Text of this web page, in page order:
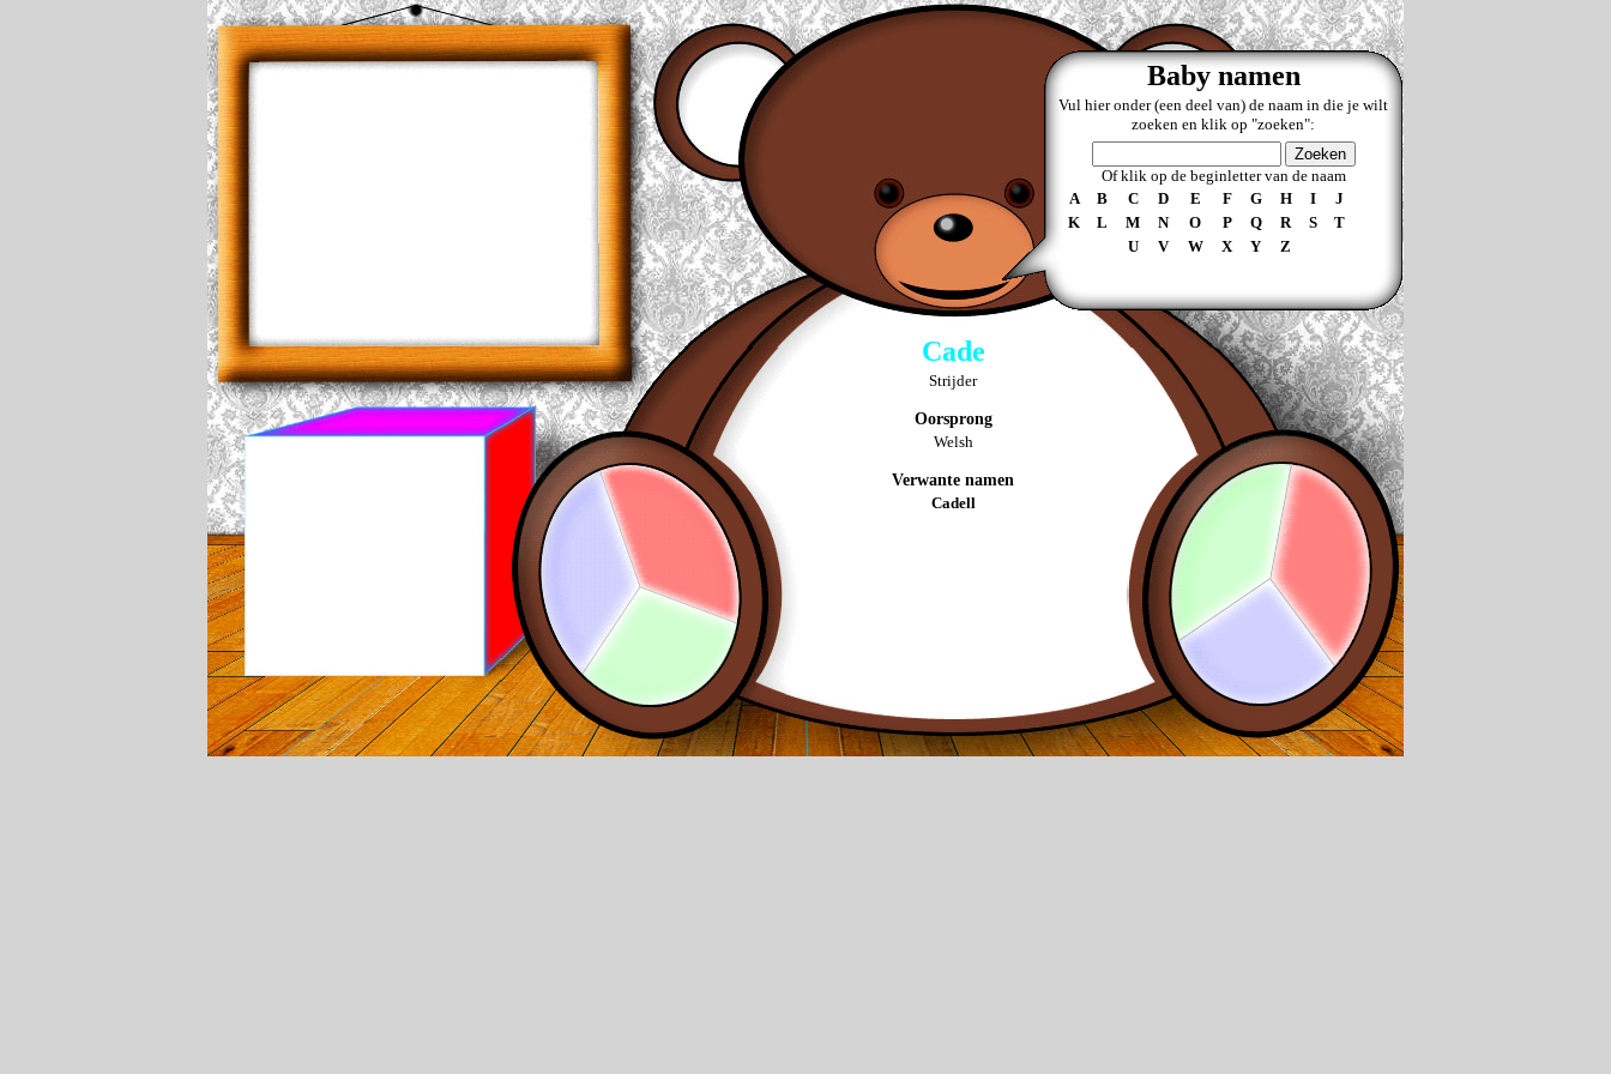
Cade
Strijder
Oorsprong
Welsh
Verwante namen
Cadell
Baby namen
Vul hier onder (een deel van) de naam in die je wilt
zoeken en klik op "zoeken":
Of klik op de beginletter van de naam
A
B C D E F G H I
J
K
L M N O P Q R S
T
U
V W X Y Z